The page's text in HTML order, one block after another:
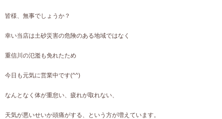
皆様、無事でしょうか？
幸い当店は土砂災害の危険のある地域ではなく
重信川の氾濫も免れたため
今日も元気に営業中です(^^)
なんとなく体が重怠い、疲れが取れない、
天気が悪いせいか頭痛がする、という方が増えています。